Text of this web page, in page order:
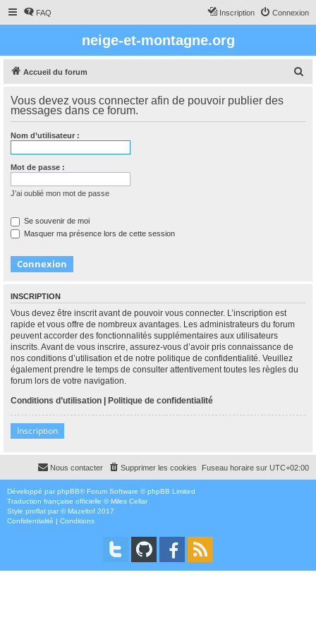
FAQ Connexion
Inscription
neige-et-montagne.org
Accueil du forum
h
Vous devez vous connecter afin de pouvoir publier des
messages dans ce forum.
Nom d’utilisateur :
Mot de passe :
J’ai oublié mon mot de passe
Se souvenir de moi
Masquer ma présence lors de cette session
INSCRIPTION
Vous devez être inscrit avant de pouvoir vous connecter. L’inscription est
rapide et vous offre de nombreux avantages. Les administrateurs du forum
peuvent accorder des fonctionnalités supplémentaires aux utilisateurs
inscrits. Avant de vous inscrire, assurez-vous d’avoir pris connaissance de
nos conditions d’utilisation et de notre politique de confidentialité. Veuillez
également prendre le temps de consulter attentivement toutes les règles du
forum lors de votre navigation.
Conditions d’utilisation | Politique de confidentialité
Inscription
Fuseau horaire sur UTC+02:00
Supprimer les cookies
Nous contacter
Développé par phpBB® Forum Software © phpBB Limited
Traduction française officielle ©Miles Cellar
Style proflat par ©Mazeltof 2017
Confidentialité | Conditions